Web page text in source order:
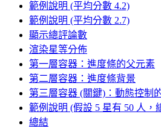
範例說明 (平均分數 4.2)
範例說明 (平均分數 2.7)
顯示總評論數
渲染星等分佈
第一層容器：進度條的父元素
第二層容器：進度條背景
第三層容器 (關鍵)：動態控制
範例說明 (假設 5 星有 50 人，
總結